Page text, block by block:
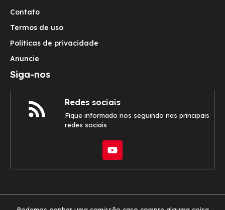
Contato
Termos de uso
Politicas de privacidade
Anuncie
Siga-nos
Redes sociais
Fique informado nos seguindo nas principais
redes sociais